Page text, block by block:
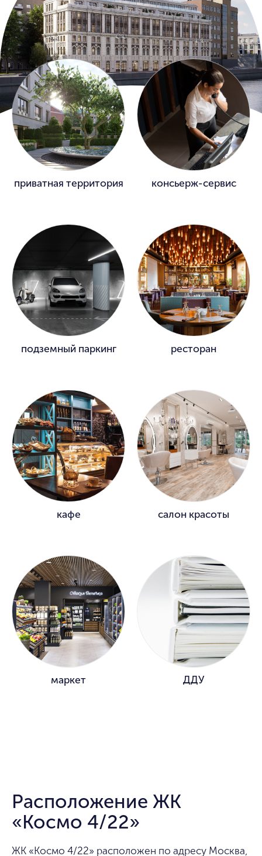
приватная территория консьерж-сервис
подземный паркинг ресторан
кафе салон красоты
маркет ДДУ
Расположение ЖК
«Космо 4/22»
ЖК «Космо 4/22» расположен по адресу Москва,